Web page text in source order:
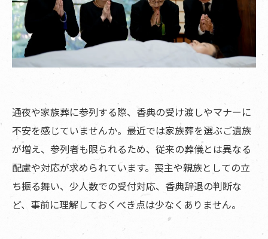
通夜や家族葬に参列する際、香典の受け渡しやマナーに
不安を感じていませんか。最近では家族葬を選ぶご遺族
が増え、参列者も限られるため、従来の葬儀とは異なる
配慮や対応が求められています。喪主や親族としての立
ち振る舞い、少人数での受付対応、香典辞退の判断な
ど、事前に理解しておくべき点は少なくありません。